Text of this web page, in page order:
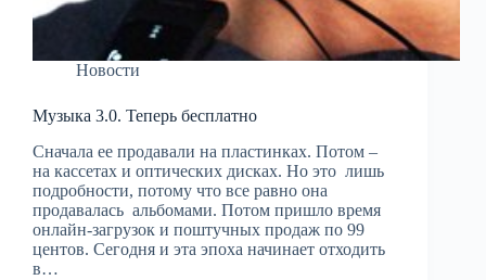
Новости
Музыка 3.0. Теперь бесплатно
Сначала ее продавали на пластинках. Потом –
на кассетах и оптических дисках. Но это лишь
подробности, потому что все равно она
продавалась альбомами. Потом пришло время
онлайн-загрузок и поштучных продаж по 99
центов. Сегодня и эта эпоха начинает отходить
в…